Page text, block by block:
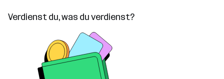
Verdienst du, was du verdienst?